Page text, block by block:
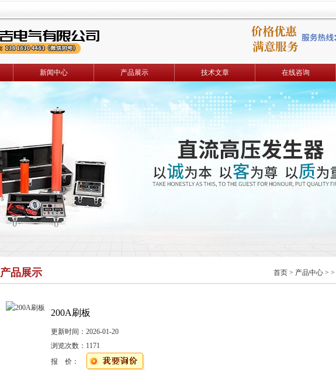
新闻中心 产品展示 技术文章 在线咨询
产品展示 首页 > 产品中心 > >
200A刷板
更新时间： 2026-01-20
浏览次数： 1171
报 价：